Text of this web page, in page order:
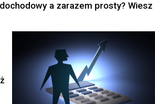
a zarazem prosty? Wiesz